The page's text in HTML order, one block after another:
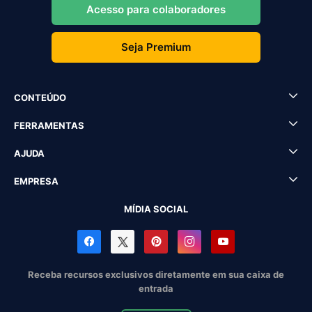
Acesso para colaboradores
Seja Premium
CONTEÚDO
FERRAMENTAS
AJUDA
EMPRESA
MÍDIA SOCIAL
Receba recursos exclusivos diretamente em sua caixa de
entrada